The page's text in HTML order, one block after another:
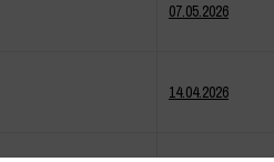
07.05.2026
14.04.2026